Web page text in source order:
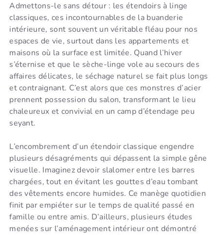
Admettons-le sans détour : les étendoirs à linge
classiques, ces incontournables de la buanderie
intérieure, sont souvent un véritable fléau pour nos
espaces de vie, surtout dans les appartements et
maisons où la surface est limitée. Quand l’hiver
s’éternise et que le sèche-linge vole au secours des
affaires délicates, le séchage naturel se fait plus longs
et contraignant. C’est alors que ces monstres d’acier
prennent possession du salon, transformant le lieu
chaleureux et convivial en un camp d’étendage peu
seyant.
L’encombrement d’un étendoir classique engendre
plusieurs désagréments qui dépassent la simple gêne
visuelle. Imaginez devoir slalomer entre les barres
chargées, tout en évitant les gouttes d’eau tombant
des vêtements encore humides. Ce manège quotidien
finit par empiéter sur le temps de qualité passé en
famille ou entre amis. D’ailleurs, plusieurs études
menées sur l’aménagement intérieur ont démontré